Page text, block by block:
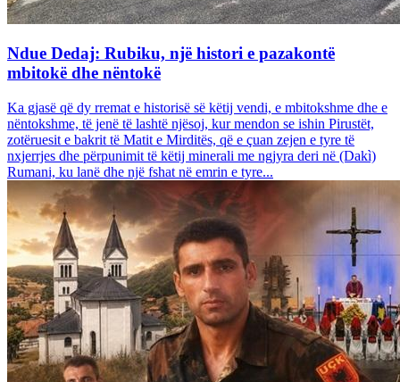
Ndue Dedaj: Rubiku, një histori e pazakontë
mbitokë dhe nëntokë
Ka gjasë që dy rremat e historisë së këtij vendi, e mbitokshme dhe e
nëntokshme, të jenë të lashtë njësoj, kur mendon se ishin Pirustët,
zotëruesit e bakrit të Matit e Mirditës, që e çuan zejen e tyre të
nxjerrjes dhe përpunimit të këtij minerali me ngjyra deri në (Dakì)
Rumani, ku lanë dhe një fshat në emrin e tyre...